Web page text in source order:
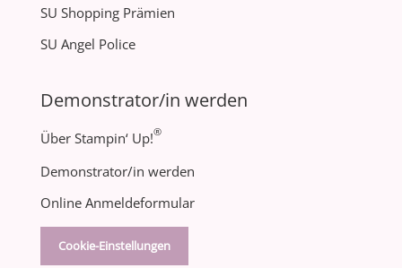
SU Shopping Prämien
SU Angel Police
Demonstrator/in werden
Über Stampin‘ Up!®
Demonstrator/in werden
Online Anmeldeformular
Cookie-Einstellungen